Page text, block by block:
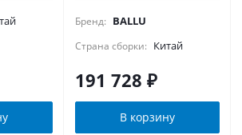
Бренд: BALLU
Страна сборки: Китай
191 728 ₽
В корзину